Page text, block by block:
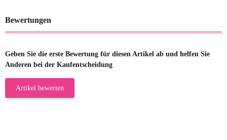
Bewertungen
Geben Sie die erste Bewertung für diesen Artikel ab und helfen Sie
Anderen bei der Kaufentscheidung
Artikel bewerten